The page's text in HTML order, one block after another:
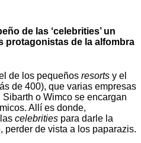
de las ‘celebrities’ un
protagonistas de la alfombra
de los pequeños resorts y el
de 400), que varias empresas
o Wimco se encargan
Allí es donde,
celebrities para darle la
perder de vista a los paparazis.